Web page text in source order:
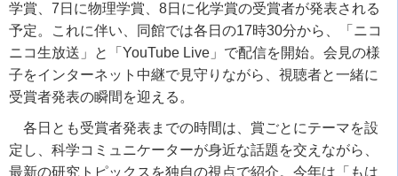
学賞、7日に物理学賞、8日に化学賞の受賞者が発表される
予定。これに伴い、同館では各日の17時30分から、「ニコ
ニコ生放送」と「YouTube Live」で配信を開始。会見の様
子をインターネット中継で見守りながら、視聴者と一緒に
受賞者発表の瞬間を迎える。
各日とも受賞者発表までの時間は、賞ごとにテーマを設
定し、科学コミュニケーターが身近な話題を交えながら、
最新の研究トピックスを独自の視点で紹介。今年は「もは